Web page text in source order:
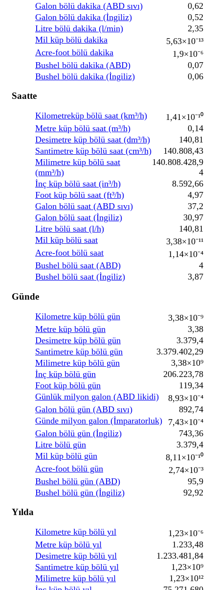
Galon bölü dakika (ABD sıvı)
0,62
Galon bölü dakika (İngiliz)
0,52
Litre bölü dakika (l/min)
2,35
Mil küp bölü dakika
5,63×10⁻¹³
Acre-foot bölü dakika
1,9×10⁻⁶
Bushel bölü dakika (ABD)
0,07
Bushel bölü dakika (İngiliz)
0,06
Saatte
Kilometreküp bölü saat (km³/h)
1,41×10⁻¹⁰
Metre küp bölü saat (m³/h)
0,14
Desimetre küp bölü saat (dm³/h)
140,81
Santimetre küp bölü saat (cm³/h)
140.808,43
Milimetre küp bölü saat
(mm³/h)
140.808.428,9
4
İnç küp bölü saat (in³/h)
8.592,66
Foot küp bölü saat (ft³/h)
4,97
Galon bölü saat (ABD sıvı)
37,2
Galon bölü saat (İngiliz)
30,97
Litre bölü saat (l/h)
140,81
Mil küp bölü saat
3,38×10⁻¹¹
Acre-foot bölü saat
1,14×10⁻⁴
Bushel bölü saat (ABD)
4
Bushel bölü saat (İngiliz)
3,87
Günde
Kilometre küp bölü gün
3,38×10⁻⁹
Metre küp bölü gün
3,38
Desimetre küp bölü gün
3.379,4
Santimetre küp bölü gün
3.379.402,29
Milimetre küp bölü gün
3,38×10⁹
İnç küp bölü gün
206.223,78
Foot küp bölü gün
119,34
Günlük milyon galon (ABD likidi)
8,93×10⁻⁴
Galon bölü gün (ABD sıvı)
892,74
Günde milyon galon (İmparatorluk)
7,43×10⁻⁴
Galon bölü gün (İngiliz)
743,36
Litre bölü gün
3.379,4
Mil küp bölü gün
8,11×10⁻¹⁰
Acre-foot bölü gün
2,74×10⁻³
Bushel bölü gün (ABD)
95,9
Bushel bölü gün (İngiliz)
92,92
Yılda
Kilometre küp bölü yıl
1,23×10⁻⁶
Metre küp bölü yıl
1.233,48
Desimetre küp bölü yıl
1.233.481,84
Santimetre küp bölü yıl
1,23×10⁹
Milimetre küp bölü yıl
1,23×10¹²